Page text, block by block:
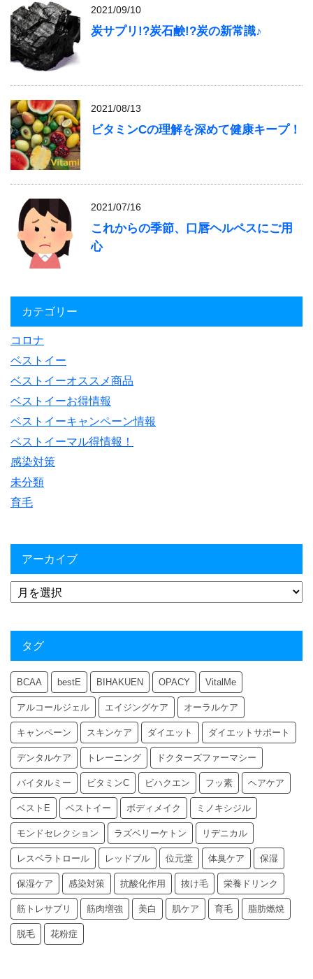
2021/09/10
炭サプリ!?炭石鹸!?炭の新常識♪
2021/08/13
ビタミンCの理解を深めて健康キープ！
2021/07/16
これからの季節、口唇ヘルペスにご用
心
カテゴリー
コロナ
ベストイー
ベストイーオススメ商品
ベストイーお得情報
ベストイーキャンペーン情報
ベストイーマル得情報！
感染対策
未分類
育毛
アーカイブ
タグ
BCAA bestE BIHAKUEN OPACY VitalMe
アルコールジェル エイジングケア オーラルケア
キャンペーン スキンケア ダイエット ダイエットサポート
デンタルケア トレーニング ドクターズファーマシー
バイタルミー ビタミンC ビハクエン フッ素 ヘアケア
ベストE ベストイー ボディメイク ミノキシジル
モンドセレクション ラズベリーケトン リデニカル
レスベラトロール レッドブル 位元堂 体臭ケア 保湿
保湿ケア 感染対策 抗酸化作用 抜け毛 栄養ドリンク
筋トレサプリ 筋肉増強 美白 肌ケア 育毛 脂肪燃焼
脱毛 花粉症